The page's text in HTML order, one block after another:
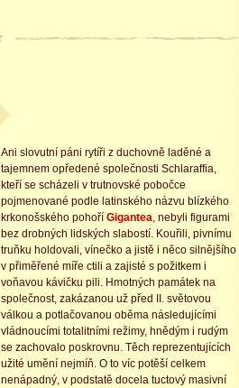
Ani slovutní páni rytíři z duchovně laděné a
tajemnem opředené společnosti Schlaraffia,
kteří se scházeli v trutnovské pobočce
pojmenované podle latinského názvu blízkého
krkonošského pohoří Gigantea , nebyli figurami
bez drobných lidských slabostí. Kouřili, pivnímu
truňku holdovali, vínečko a jistě i něco silnějšího
v přiměřené míře ctili a zajisté s požitkem i
voňavou kávičku pili. Hmotných památek na
společnost, zakázanou už před II. světovou
válkou a potlačovanou oběma následujícími
vládnoucími totalitními režimy, hnědým i rudým
se zachovalo poskrovnu. Těch reprezentujících
užité umění nejmíň. O to víc potěší celkem
nenápadný, v podstatě docela tuctový masivní